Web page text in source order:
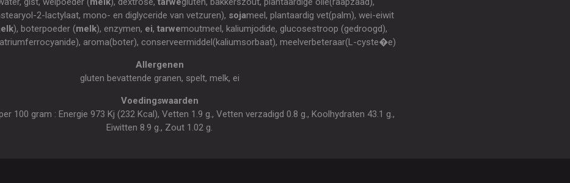
2-lactylaat, mono- en diglyceride van vetzuren), sojameel, plantaardig vet(palm), wei-eiwit
), boterpoeder (melk), enzymen, ei, tarwemoutmeel, kaliumjodide, glucosestroop (gedroogd),
aroma(boter), conserveermiddel(kaliumsorbaat), meelverbeteraar(L-cyste�e)
Allergenen
gluten bevattende granen, spelt, melk, ei
Voedingswaarden
100 gram : Energie 973 Kj (232 Kcal), Vetten 1.9 g., Vetten verzadigd 0.8 g., Koolhydraten 43.1 g.,
Eiwitten 8.9 g., Zout 1.02 g.